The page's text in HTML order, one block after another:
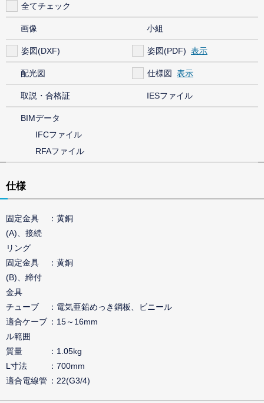
全てチェック
画像 小組
姿図(DXF) 姿図(PDF)
配光図 仕様図
取説・合格証 IESファイル
BIMデータ
IFCファイル
RFAファイル
仕様
固定金具
(A)、接続
リング
黄銅
固定金具
(B)、締付
金具
黄銅
チューブ
電気亜鉛めっき鋼板、ビニール
適合ケーブ
ル範囲
15～16mm
質量
1.05kg
L寸法
700mm
適合電線管
22(G3/4)